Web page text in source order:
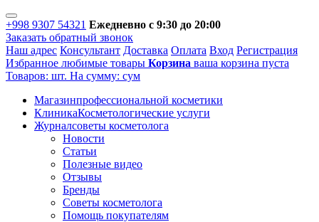
+998 9307 54321 Ежедневно с 9:30 до 20:00
Заказать обратный звонок
Наш адрес Консультант Доставка Оплата Вход Регистрация
Избранное любимые товары Корзина ваша корзина пуста
Товаров: шт. На сумму: сум
Магазинпрофессиональной косметики
КлиникаКосметологические услуги
Журналсоветы косметолога
Новости
Статьи
Полезные видео
Отзывы
Бренды
Советы косметолога
Помощь покупателям